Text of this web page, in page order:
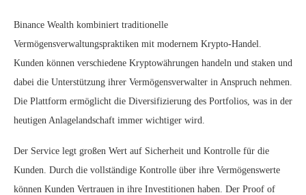
Binance Wealth kombiniert traditionelle
Vermögensverwaltungspraktiken mit modernem Krypto-Handel.
Kunden können verschiedene Kryptowährungen handeln und staken und
dabei die Unterstützung ihrer Vermögensverwalter in Anspruch nehmen.
Die Plattform ermöglicht die Diversifizierung des Portfolios, was in der
heutigen Anlagelandschaft immer wichtiger wird.
Der Service legt großen Wert auf Sicherheit und Kontrolle für die
Kunden. Durch die vollständige Kontrolle über ihre Vermögenswerte
können Kunden Vertrauen in ihre Investitionen haben. Der Proof of